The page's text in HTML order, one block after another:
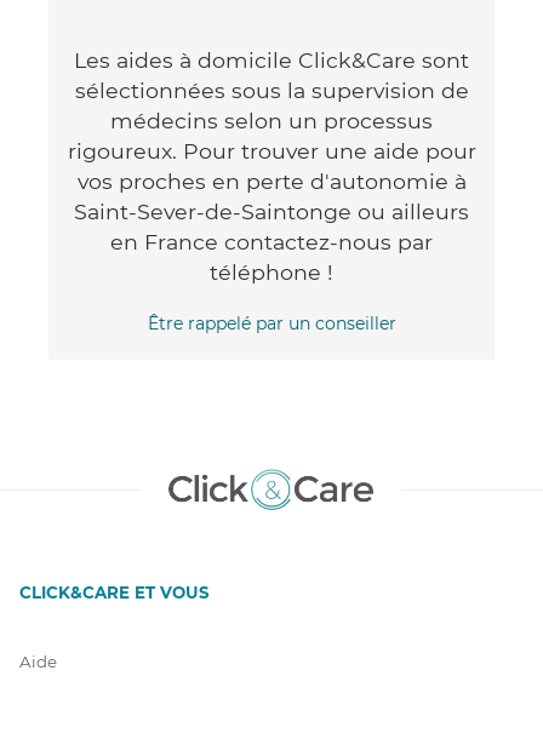
Les aides à domicile Click&Care sont
sélectionnées sous la supervision de
médecins selon un processus
rigoureux. Pour trouver une aide pour
vos proches en perte d'autonomie à
Saint-Sever-de-Saintonge ou ailleurs
en France contactez-nous par
téléphone !
Être rappelé par un conseiller
CLICK&CARE ET VOUS
Aide